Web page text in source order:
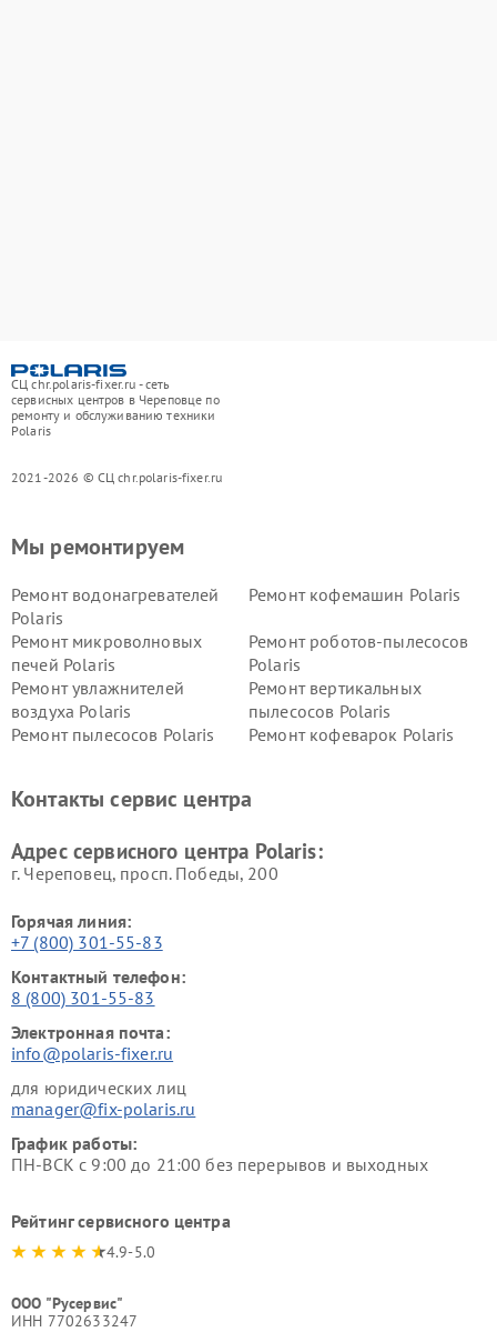
СЦ chr.polaris-fixer.ru - сеть
сервисных центров в Череповце по
ремонту и обслуживанию техники
Polaris
2021-2026 © СЦ chr.polaris-fixer.ru
Мы ремонтируем
Ремонт водонагревателей
Polaris
Ремонт кофемашин Polaris
Ремонт микроволновых
печей Polaris
Ремонт роботов-пылесосов
Polaris
Ремонт увлажнителей
воздуха Polaris
Ремонт вертикальных
пылесосов Polaris
Ремонт пылесосов Polaris
Ремонт кофеварок Polaris
Контакты сервис центра
Адрес сервисного центра Polaris:
г. Череповец, просп. Победы, 200
Горячая линия:
+7 (800) 301-55-83
Контактный телефон:
8 (800) 301-55-83
Электронная почта:
info@polaris-fixer.ru
для юридических лиц
manager@fix-polaris.ru
График работы:
ПН-ВСК с 9:00 до 21:00 без перерывов и выходных
Рейтинг сервисного центра
4.9-5.0
ООО "Русервис"
ИНН 7702633247